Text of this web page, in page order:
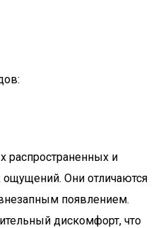
распространенных и
Они отличаются
появлением.
дискомфорт, что